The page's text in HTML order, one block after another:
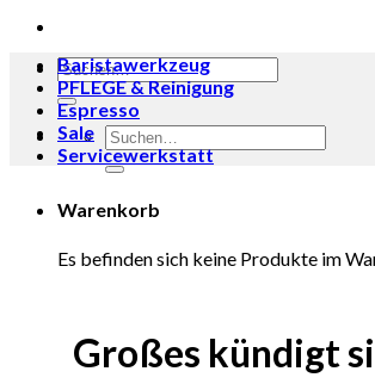
Suche
nach:
Suche
nach:
Warenkorb
Es befinden sich keine Produkte im
Baristawerkzeug
PFLEGE & Reinigung
Espresso
Sale
Servicewerkstatt
Inhalt
Großes kündigt